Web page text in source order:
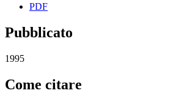
PDF
Pubblicato
1995
Come citare